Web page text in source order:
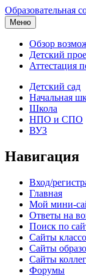
Образовательная
Меню
Обзор
Детский
Аттестация
Детский сад
Начальная
Школа
НПО и СПО
ВУЗ
Навигация
Вход/
Главная
Мой мини-
Ответы на
Поиск по
Сайты
Сайты
Сайты коллег
Форумы